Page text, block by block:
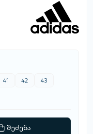
41 42
43
შეძენა